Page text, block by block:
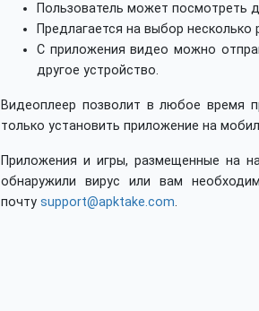
Пользователь может посмотреть
Предлагается на выбор
С приложения видео можно
другое устройство.
Видеоплеер позволит в любое время
только установить приложение на
Приложения и игры, размещенные на
обнаружили вирус или вам
почту support@apktake.com.